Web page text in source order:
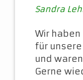
Sandra
Wir
für
und
Gerne